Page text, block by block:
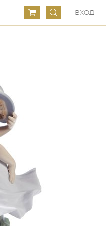
ВХОД